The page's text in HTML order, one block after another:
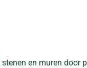
en muren door